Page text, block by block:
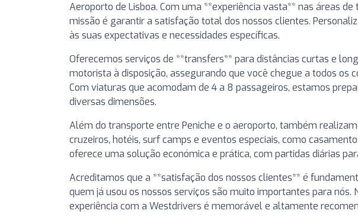
Aeroporto de Lisboa. Com uma **experiência vasta** nas áreas
missão é garantir a satisfação total dos nossos clientes.
às suas expectativas e necessidades específicas.
Oferecemos serviços de **transfers** para distâncias curtas e
motorista à disposição, assegurando que você chegue a todos os
Com viaturas que acomodam de 4 a 8 passageiros, estamos
diversas dimensões.
Além do transporte entre Peniche e o aeroporto, também
cruzeiros, hotéis, surf camps e eventos especiais, como
oferece uma solução económica e prática, com partidas diárias
Acreditamos que a **satisfação dos nossos clientes** é
quem já usou os nossos serviços são muito importantes para nós.
experiência com a Westdrivers é memorável e altamente